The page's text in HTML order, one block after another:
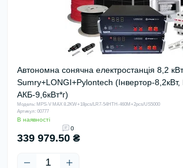
Автономна сонячна електростанція 8,2 кВт
Sumry+LONGI+Pylontech (Інвертор-8,2кВт,
АКБ-9,6кВт*г)
Модель: MPS-V MAX 8.2KW+18pcs/LR7-54HTH-460M+2pcs/US5000
Артикул: 00777
В наявності
0
339 979.50 ₴